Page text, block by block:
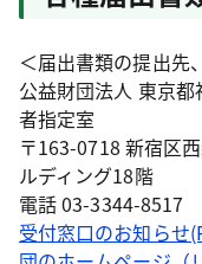
＜届出書類の提出先
公益財団法人 東京
者指定室
〒163-0718 新宿区
ルディング18階
電話 03-3344-8517
受付窓口のお知らせ